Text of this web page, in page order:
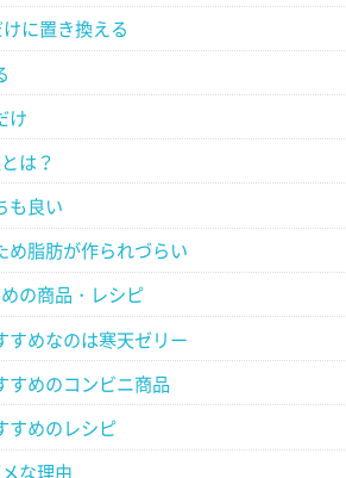
に置き換える
け
は？
も良い
め脂肪が作られづらい
の商品・レシピ
すめなのは寒天ゼリー
すめのコンビニ商品
すめのレシピ
な理由